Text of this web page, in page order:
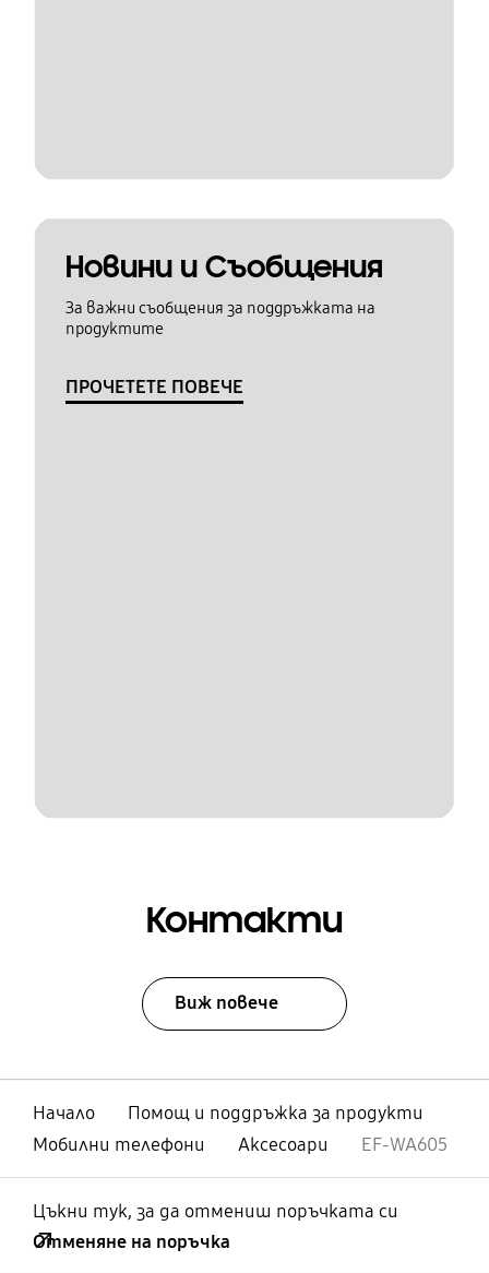
Новини и Съобщения
За важни съобщения за поддръжката на
продуктите
ПРОЧЕТЕТЕ ПОВЕЧЕ
Контакти
Виж повече
Начало
Помощ и поддръжка за продукти
Мобилни телефони
Аксесоари EF-WA605
Цъкни тук, за да отмениш поръчката си
Отменяне на поръчка